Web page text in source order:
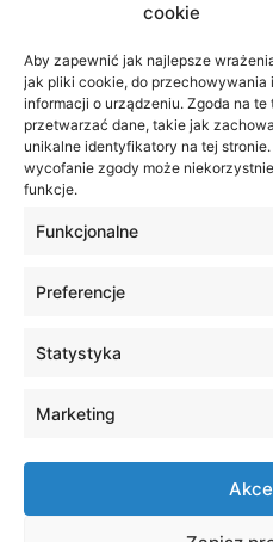
cookie
Aby zapewnić jak najlepsze
jak pliki cookie, do
informacji o urządzeniu. Zgoda na
przetwarzać dane, takie jak
unikalne identyfikatory na tej
wycofanie zgody może
funkcje.
Funkcjonalne
Preferencje
Statystyka
Marketing
WSEI
вул.